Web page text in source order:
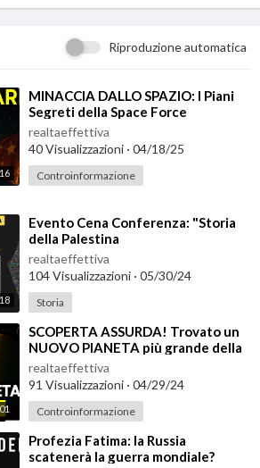
2IZwjhm
pensieri off line dal mio blog
2IVKKmJ
questo canale YouTube, si dedica a prod
di psichiatria rivolte ai pazienti, agli ope
a famigliari di pazienti ed a chiunque
ed alle neuroscienze.
Riproduzione automatica
⁣MINACCIA DALLO SPAZIO: I Piani
Segreti della Space Force
realtaeffettiva
40 Visualizzazioni · 04/18/25
Controinformazione
⁣Evento Cena Conferenza: "Storia
della Palestina
realtaeffettiva
104 Visualizzazioni · 05/30/24
Storia
⁣SCOPERTA ASSURDA! Trovato un
NUOVO PIANETA più grande della
Terra nel sistema solare
realtaeffettiva
91 Visualizzazioni · 04/29/24
Controinformazione
⁣Profezia Fatima: la Russia
scatenerà la guerra mondiale?